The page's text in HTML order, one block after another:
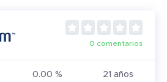
0.00 %
0 comentarios
21 años